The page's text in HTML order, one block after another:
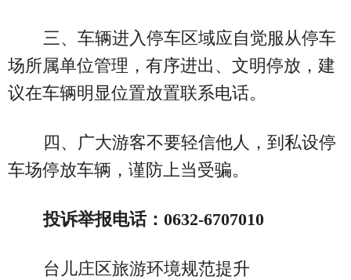
三、车辆进入停车区域应自觉服从停车
场所属单位管理，有序进出、文明停放，建
议在车辆明显位置放置联系电话。
四、广大游客不要轻信他人，到私设停
车场停放车辆，谨防上当受骗。
投诉举报电话：0632-6707010
台儿庄区旅游环境规范提升